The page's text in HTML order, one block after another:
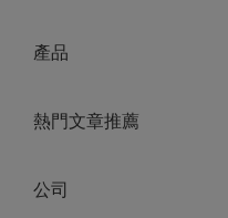
產品
熱門文章推薦
公司